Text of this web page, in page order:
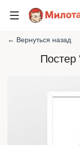
← Вернуться назад
Постер